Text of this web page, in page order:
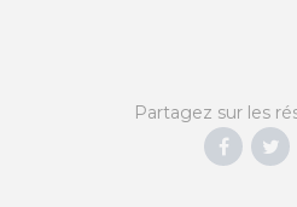
Partagez sur les